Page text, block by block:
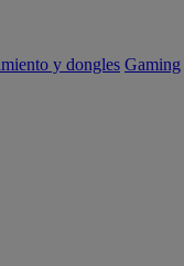
y dongles Gaming